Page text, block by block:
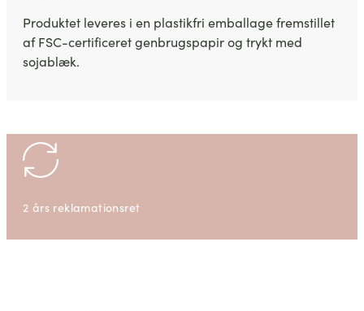
Produktet leveres i en plastikfri emballage fremstillet
af FSC-certificeret genbrugspapir og trykt med
sojablæk.
2 års reklamationsret